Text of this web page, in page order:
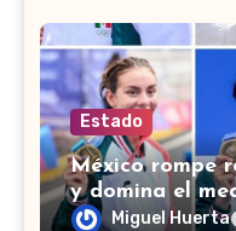
Estado
México rompe
y domina el
Domingo 2026
Miguel Huerta